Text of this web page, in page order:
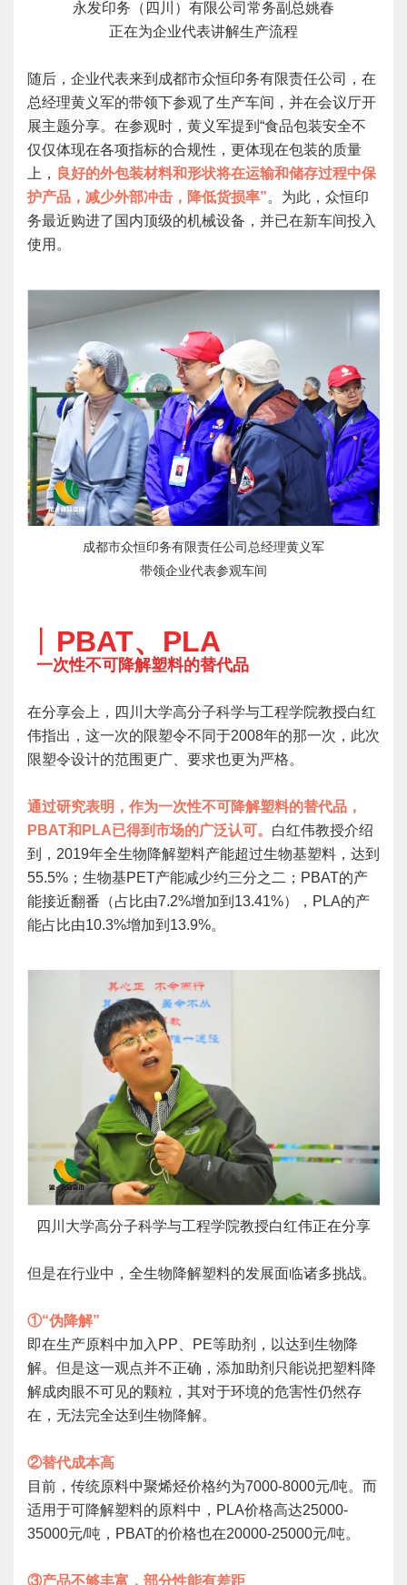
永发印务（四川）有限公司常务副总姚春
正在为企业代表讲解生产流程
随后，企业代表来到成都市众恒印务有限责任公司，在
总经理黄义军的带领下参观了生产车间，并在会议厅开
展主题分享。在参观时，黄义军提到“食品包装安全不
仅仅体现在各项指标的合规性，更体现在包装的质量
上，
良好的外包装材料和形状将在运输和储存过程中保
护产品，减少外部冲击，降低货损率”。为此，众恒印
务最近购进了国内顶级的机械设备，并已在新车间投入
使用。
成都市众恒印务有限责任公司总经理黄义军
带领企业代表参观车间
PBAT、PLA
一次性不可降解塑料的替代品
在分享会上，四川大学高分子科学与工程学院教授白红
伟指出，这一次的限塑令不同于2008年的那一次，此次
限塑令设计的范围更广、要求也更为严格。
通过研究表明，作为一次性不可降解塑料的替代品，
PBAT和PLA已得到市场的广泛认可。 白红伟教授介绍
到，2019年全生物降解塑料产能超过生物基塑料，达到
55.5%；生物基PET产能减少约三分之二；PBAT的产
能接近翻番（占比由7.2%增加到13.41%），PLA的产
能占比由10.3%增加到13.9%。
四川大学高分子科学与工程学院教授白红伟正在分享
但是在行业中，全生物降解塑料的发展面临诸多挑战。
①“伪降解”
即在生产原料中加入PP、PE等助剂，以达到生物降
解。但是这一观点并不正确，添加助剂只能说把塑料降
解成肉眼不可见的颗粒，其对于环境的危害性仍然存
在，无法完全达到生物降解。
②替代成本高
目前，传统原料中聚烯烃价格约为7000-8000元/吨。而
适用于可降解塑料的原料中，PLA价格高达25000-
35000元/吨，PBAT的价格也在20000-25000元/吨。
③产品不够丰富，部分性能有差距